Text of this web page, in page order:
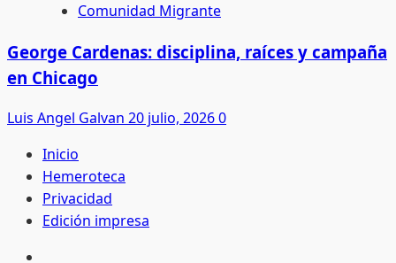
Comunidad Migrante
George Cardenas: disciplina, raíces y campaña
en Chicago
Luis Angel Galvan 20 julio, 20260
Inicio
Hemeroteca
Privacidad
Edición impresa